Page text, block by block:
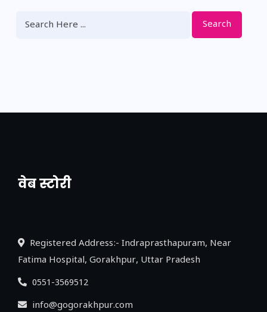
Search
वेब स्टोरी
नया एक्सप्रेसवे: पूर्वांचल का लक, डेवलपमेंट का
Registered Address:- Indraprasthapuram, Near
Fatima Hospital, Gorakhpur, Uttar Pradesh
0551-3569512
info@gogorakhpur.com